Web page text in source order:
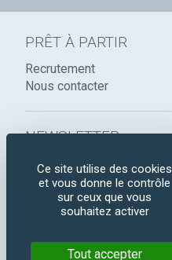
PRÊT À PARTIR
Recrutement
Nous contacter
NEWSLETTER :
SUIVEZ-NOUS :
Ce site utilise des cookies
et vous donne le contrôle
sur ceux que vous
souhaitez activer
Tout accepter